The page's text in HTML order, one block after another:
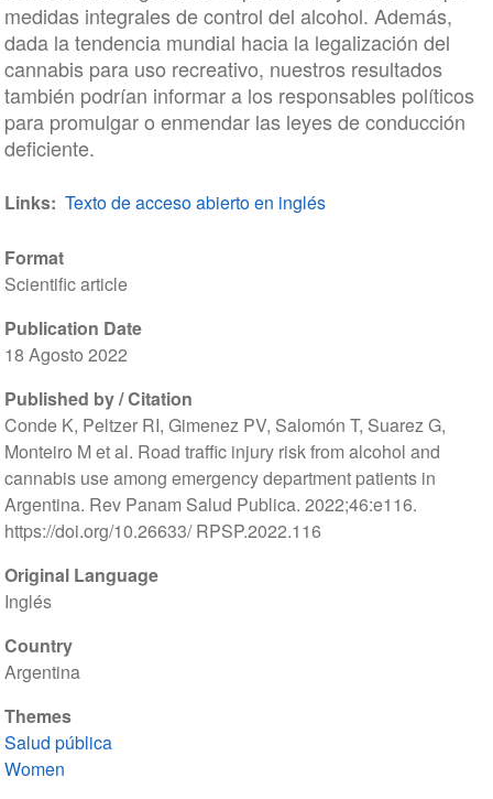
Format
Scientific article
Publication Date
18 Agosto 2022
Published by / Citation
Conde K, Peltzer RI, Gimenez PV, Salomón T, Suarez G,
Monteiro M et al. Road traffic injury risk from alcohol and
cannabis use among emergency department patients in
Argentina. Rev Panam Salud Publica. 2022;46:e116.
https://doi.org/10.26633/ RPSP.2022.116
Original Language
Inglés
Country
Argentina
Themes
Salud pública
Women
medidas integrales de control del alcohol. Además,
dada la tendencia mundial hacia la legalización del
cannabis para uso recreativo, nuestros resultados
también podrían informar a los responsables políticos
para promulgar o enmendar las leyes de conducción
deficiente.
Links Texto de acceso abierto en inglés